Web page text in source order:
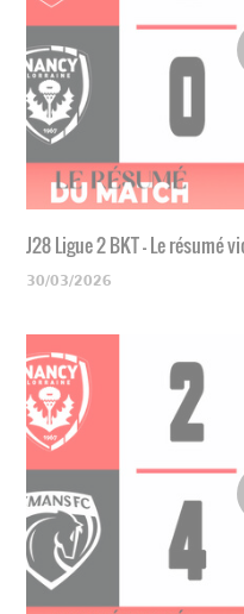
J28 Ligue 2 BKT - Le résumé
30/03/2026